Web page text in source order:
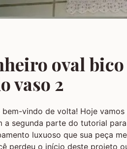
oval
vaso 2
vindo de volta! Hoje
a segunda parte do tutorial
luxuoso que sua peça
perdeu o início deste projeto